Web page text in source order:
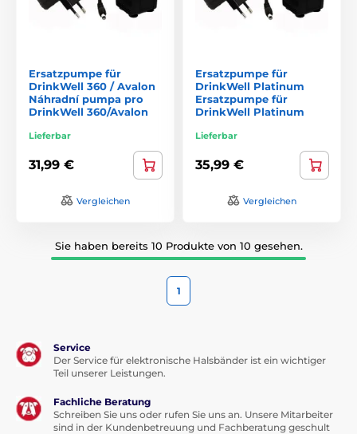
Ersatzpumpe für
DrinkWell 360 / Avalon
Náhradní pumpa pro
DrinkWell 360/Avalon
Lieferbar
31,99 €
Vergleichen
Ersatzpumpe für
DrinkWell Platinum
Ersatzpumpe für
DrinkWell Platinum
Lieferbar
35,99 €
Vergleichen
Sie haben bereits 10 Produkte von 10 gesehen.
1
Service
Der Service für elektronische Halsbänder ist ein wichtiger
Teil unserer Leistungen.
Fachliche Beratung
Schreiben Sie uns oder rufen Sie uns an. Unsere Mitarbeiter
sind in der Kundenbetreuung und Fachberatung geschult